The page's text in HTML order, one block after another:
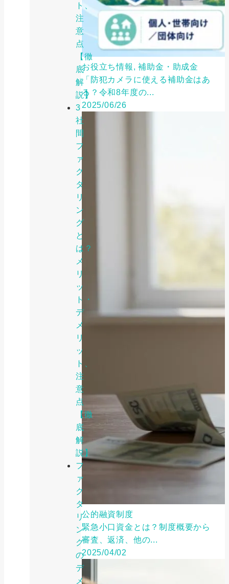
ト、
注
意
点
【徹
底
解
説】
3
社
間
フ
ァ
ク
タ
リ
ン
グ
と
は？
メ
リ
ッ
ト・
デ
メ
リ
ッ
ト、
注
意
点
【徹
底
解
説】
フ
ァ
ク
タ
リ
ン
グ
の
デ
メ
お役立ち情報, 補助金・助成金
「防犯カメラに使える補助金はあ
る？令和8年度の...
2025/06/26
公的融資制度
緊急小口資金とは？制度概要から
審査、返済、他の...
2025/04/02